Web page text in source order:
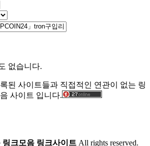
없습니다.
된 사이트들과 직접적인 연관이 없는 링
사이트 입니다.
링크모음 링크사이트 All rights reserved.